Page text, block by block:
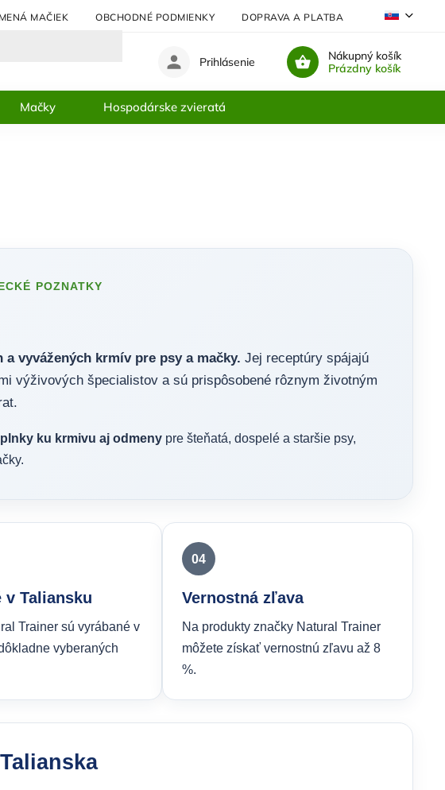
MAČIEK OBCHODNÉ PODMIENKY DOPRAVA A PLATBA
Nákupný košík
Prázdny košík
Prihlásenie
Mačky Hospodárske zvieratá
POZNATKY
vyvážených krmív pre psy a mačky. Jej receptúry spájajú
výživových špecialistov a sú prispôsobené rôznym životným
ku krmivu aj odmeny pre šteňatá, dospelé a staršie psy,
v Taliansku
Trainer sú vyrábané v
vyberaných
04
Vernostná zľava
Na produkty značky Natural Trainer
môžete získať vernostnú zľavu až 8
%.